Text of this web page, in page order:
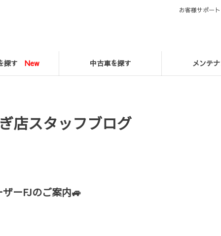
探す New 中古車を探す メンテ
お客様サポー
店スタッフブログ
ーFJのご案内🚙